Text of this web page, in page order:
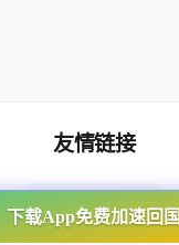
下载App免费加速回国
友情链接
海外回国加速器